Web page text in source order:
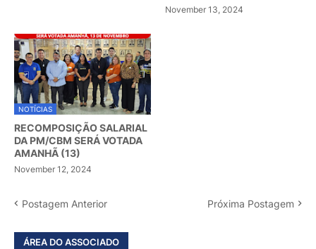
November 13, 2024
NOTÍCIAS
RECOMPOSIÇÃO SALARIAL
DA PM/CBM SERÁ VOTADA
AMANHÃ (13)
November 12, 2024
Postagem Anterior Próxima Postagem
ÁREA DO ASSOCIADO